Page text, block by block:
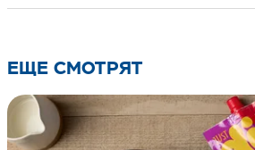
ЕЩЕ СМОТРЯТ